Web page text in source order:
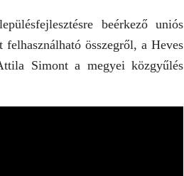
beérkező uniós
összegről, a Heves
Simont a megyei közgyűlés